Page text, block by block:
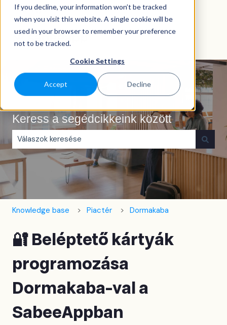
If you decline, your information won’t be tracked
when you visit this website. A single cookie will be
used in your browser to remember your preference
not to be tracked.
Cookie Settings
Accept Decline
MagyarAlmenü megjelenítése fordításokhoz
Keress a segédcikkeink között
Nincs javaslat, mert üres a keresőmező.
Knowledge base Piactér Dormakaba
🔐 Beléptető kártyák
programozása
Dormakaba-val a
SabeeAppban